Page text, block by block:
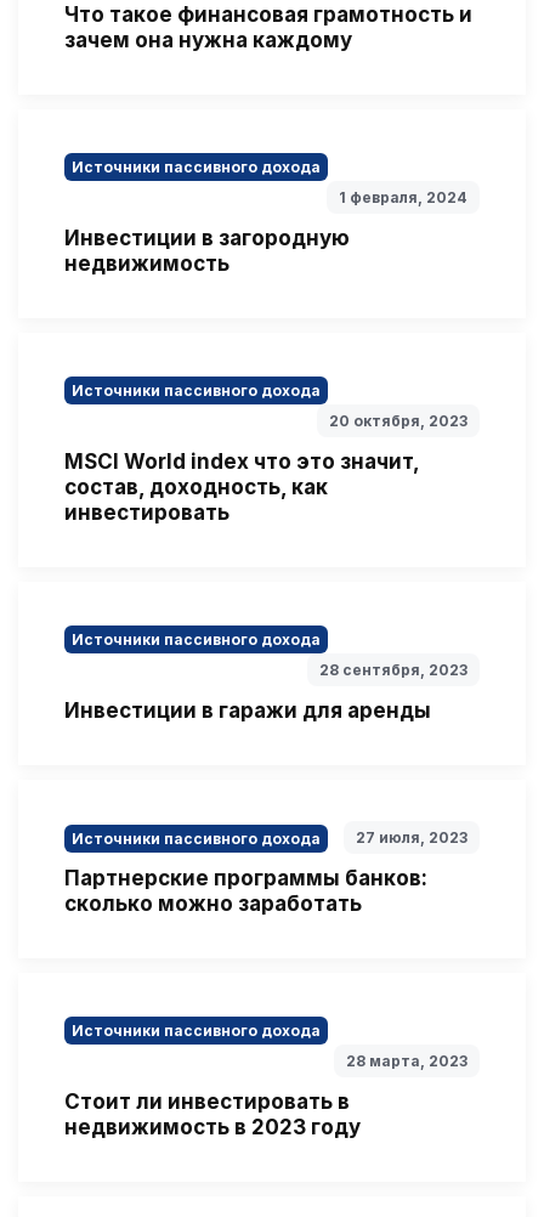
Что такое финансовая грамотность и
зачем она нужна каждому
Источники пассивного дохода
1 февраля, 2024
Инвестиции в загородную
недвижимость
Источники пассивного дохода
20 октября, 2023
MSCI World index что это значит,
состав, доходность, как
инвестировать
Источники пассивного дохода
28 сентября, 2023
Инвестиции в гаражи для аренды
Источники пассивного дохода 27 июля, 2023
Партнерские программы банков:
сколько можно заработать
Источники пассивного дохода
28 марта, 2023
Стоит ли инвестировать в
недвижимость в 2023 году